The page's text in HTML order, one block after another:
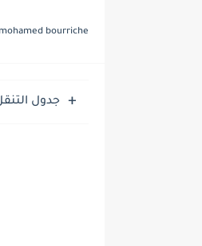
mohamed bourriche
جدول